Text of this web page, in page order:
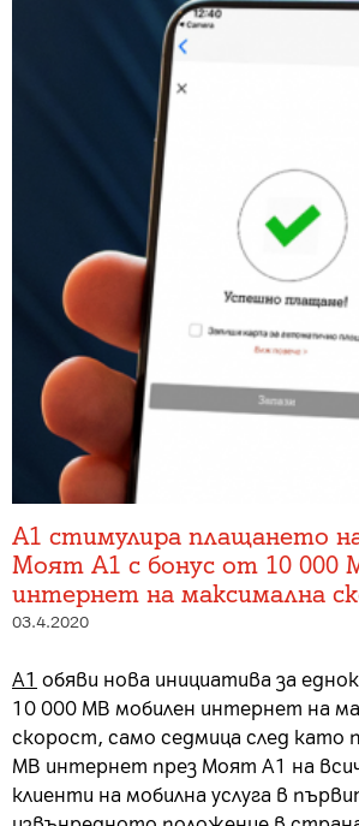
А1 стимулира плащането
Моят А1 с бонус от 10 000
интернет на максимална
03.4.2020
А1 обяви нова инициатива за
10 000 МВ мобилен интернет на
скорост, само седмица след като
МВ интернет през Моят А1 на
клиенти на мобилна услуга в